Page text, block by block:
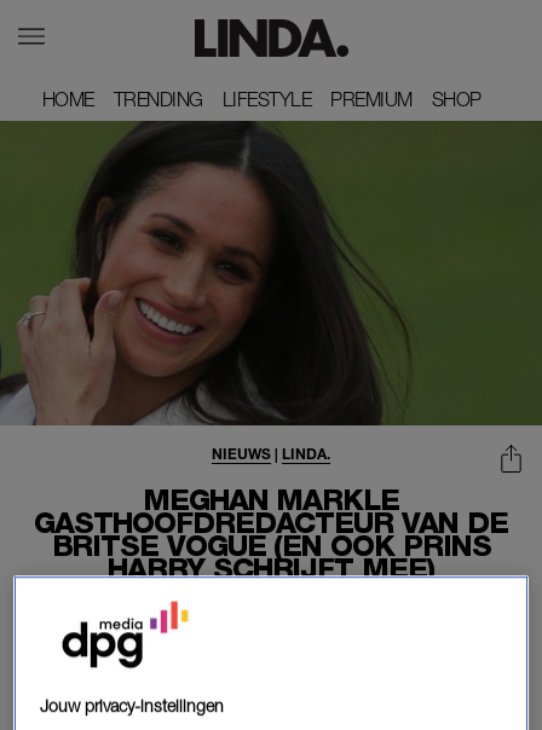
HOME
HOME TRENDING
TRENDING LIFESTYLE
LIFESTYLE PREMIUM
PREMIUM SHOP
SHOP
MEGHAN MARKLE
GASTHOOFDREDACTEUR VAN DE
BRITSE VOGUE (EN OOK PRINS
HARRY SCHRIJFT MEE)
NIEUWS | LINDA.
29-07-2019
Meghan Markle klimt in de pen. De Hertogin van Sussex
Britse ‘Vogue’.
Jouw privacy-instellingen